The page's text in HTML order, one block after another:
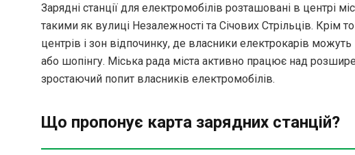
Зарядні станції для електромобілів розташовані в центрі
такими як вулиці Незалежності та Січових Стрільців. Крім
центрів і зон відпочинку, де власники електрокарів
або шопінгу. Міська рада міста активно працює над
зростаючий попит власників електромобілів.
Що пропонує карта зарядних станцій?